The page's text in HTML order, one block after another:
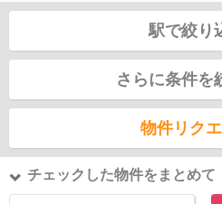
駅で絞り
さらに条件を
物件リク
チェックした物件をまとめて